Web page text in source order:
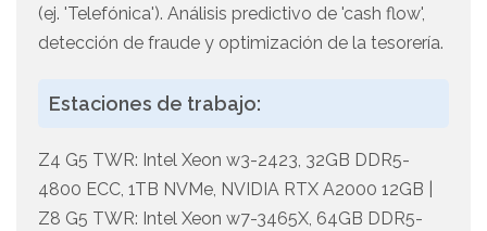
(ej. 'Telefónica'). Análisis predictivo de 'cash flow',
detección de fraude y optimización de la tesorería.
Estaciones de trabajo:
Z4 G5 TWR: Intel Xeon w3-2423, 32GB DDR5-
4800 ECC, 1TB NVMe, NVIDIA RTX A2000 12GB |
Z8 G5 TWR: Intel Xeon w7-3465X, 64GB DDR5-